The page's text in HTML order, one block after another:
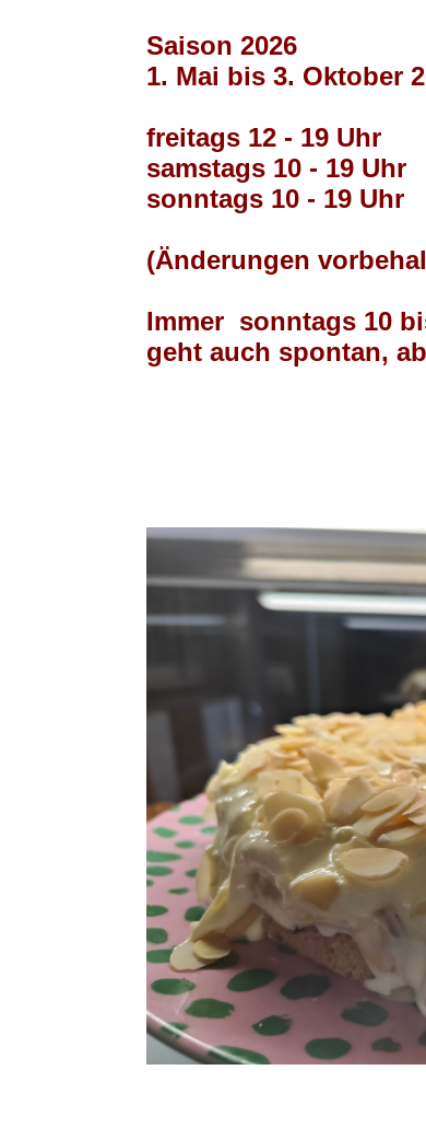
Saison 2026
1. Mai bis 3. Oktober
freitags 12 - 19 Uhr
samstags 10 - 19 Uhr
sonntags 10 - 19 Uhr
(Änderungen
Immer sonntags 10
geht auch spontan,